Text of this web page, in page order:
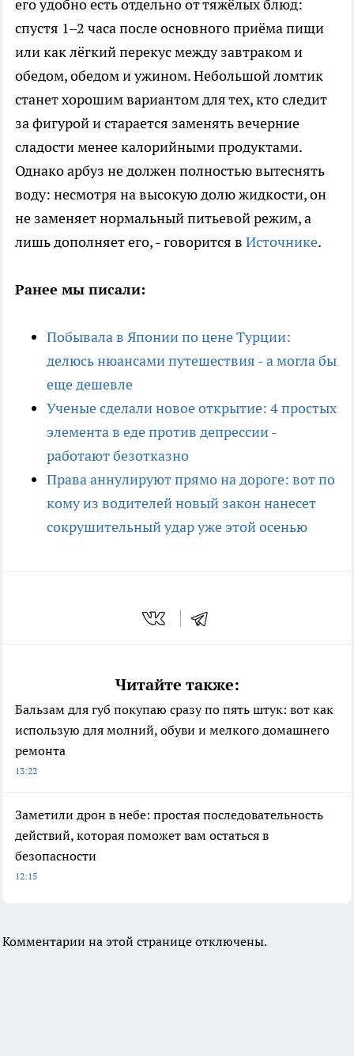
его удобно есть отдельно от тяжёлых блюд:
спустя 1–2 часа после основного приёма пищи
или как лёгкий перекус между завтраком и
обедом, обедом и ужином. Небольшой ломтик
станет хорошим вариантом для тех, кто следит
за фигурой и старается заменять вечерние
сладости менее калорийными продуктами.
Однако арбуз не должен полностью вытеснять
воду: несмотря на высокую долю жидкости, он
не заменяет нормальный питьевой режим, а
лишь дополняет его, - говорится в Источнике.
Ранее мы писали:
Побывала в Японии по цене Турции:
делюсь нюансами путешествия - а могла бы
еще дешевле
Ученые сделали новое открытие: 4 простых
элемента в еде против депрессии -
работают безотказно
Права аннулируют прямо на дороге: вот по
кому из водителей новый закон нанесет
сокрушительный удар уже этой осенью
Читайте также:
Бальзам для губ покупаю сразу по пять штук: вот как
использую для молний, обуви и мелкого домашнего
ремонта
13:22
Заметили дрон в небе: простая последовательность
действий, которая поможет вам остаться в
безопасности
12:15
Комментарии на этой странице отключены.